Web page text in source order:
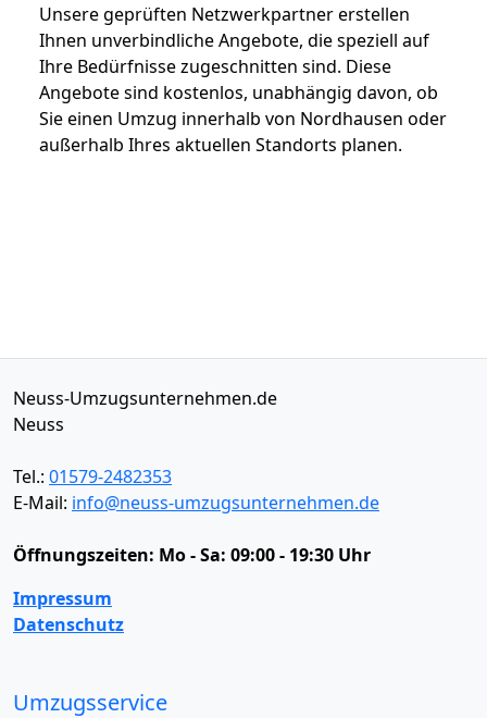
Unsere geprüften Netzwerkpartner erstellen
Ihnen unverbindliche Angebote, die speziell auf
Ihre Bedürfnisse zugeschnitten sind. Diese
Angebote sind kostenlos, unabhängig davon, ob
Sie einen Umzug innerhalb von Nordhausen oder
außerhalb Ihres aktuellen Standorts planen.
Neuss-Umzugsunternehmen.de
Neuss
Tel.: 01579-2482353
E-Mail: info@neuss-umzugsunternehmen.de
Öffnungszeiten: Mo - Sa: 09:00 - 19:30 Uhr
Impressum
Datenschutz
Umzugsservice